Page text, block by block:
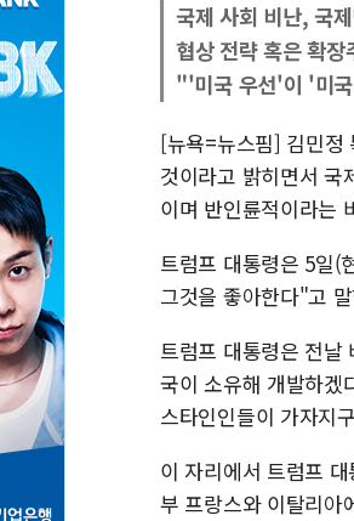
국제 사회 비난, 국
협상 전략 혹은 확
"'미국 우선'이 '미
[뉴욕=뉴스핌] 김민정
것이라고 밝히면서 국
이며 반인륜적이라는
트럼프 대통령은 5일(
그것을 좋아한다"고
트럼프 대통령은 전날
국이 소유해 개발하겠
스타인인들이 가자지
이 자리에서 트럼프
부 프랑스와 이탈리아